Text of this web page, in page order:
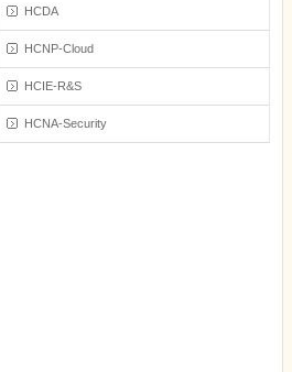
HCDA
HCNP-Cloud
HCIE-R&S
HCNA-Security